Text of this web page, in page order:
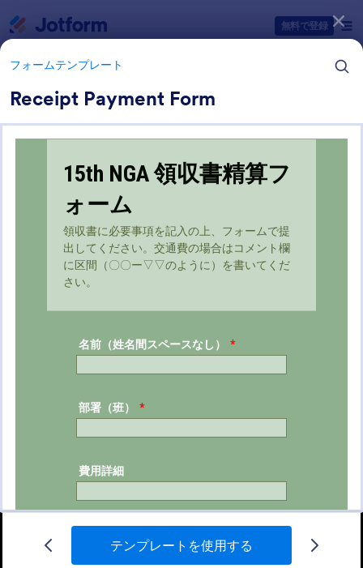
無料で登録
フォームテンプレート
Receipt Payment Form
テンプレートを使用する
フォームテンプレート
お支払いフォーム
8 テンプレート
フォームテンプレートカテゴリー